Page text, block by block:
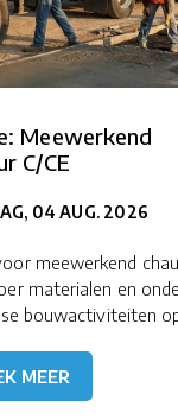
Meewerkend
C/CE
04 AUG. 2026
meewerkend
materialen en
bouwactiviteiten
MEER